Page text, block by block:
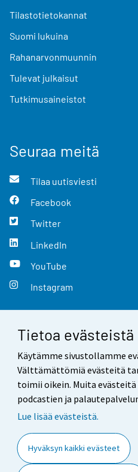
Tietoa evästeistä
Käytämme sivustollamme
Välttämättömiä evästeitä
toimii oikein. Muita
podcastien ja
Lue lisää evästeistä.
Hyväksyn kaikki evästeet
Tilastotietokannat
Suomi lukuina
Rahanarvonmuunnin
Tulevat julkaisut
Tutkimusaineistot
Seuraa meitä
Tilaa uutisviesti
Facebook
Twitter
LinkedIn
YouTube
Instagram
Yhteystiedot
Palaute
Käyttöehdot
Saavutettavuus
Tietoa sivustosta